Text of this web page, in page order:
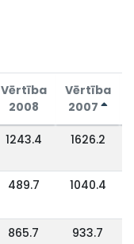
Vērtība
2008
Vērtība
2007
1243.4 1626.2
489.7 1040.4
865.7 933.7